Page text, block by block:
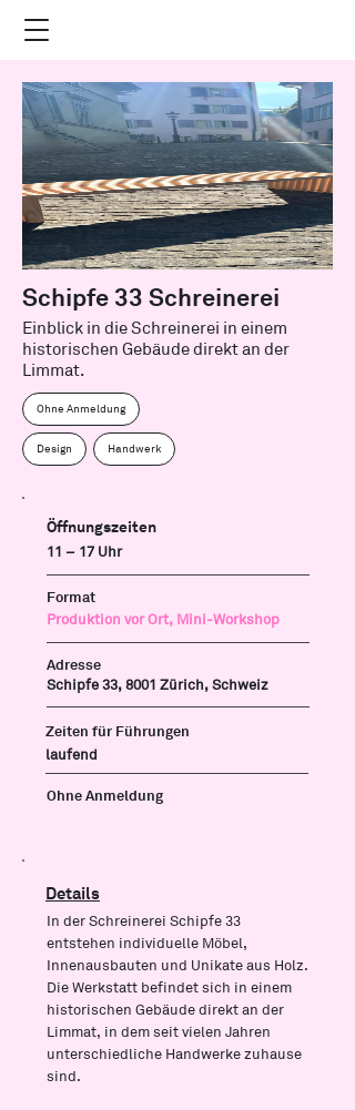
Schipfe 33 Schreinerei
Einblick in die Schreinerei in einem
historischen Gebäude direkt an der
Limmat.
Ohne Anmeldung
Design Handwerk
Öffnungszeiten
11 – 17 Uhr
Format
Produktion vor Ort, Mini-Workshop
Adresse
Schipfe 33, 8001 Zürich, Schweiz
Zeiten für Führungen
laufend
Ohne Anmeldung
Details
In der Schreinerei Schipfe 33
entstehen individuelle Möbel,
Innenausbauten und Unikate aus Holz.
Die Werkstatt befindet sich in einem
historischen Gebäude direkt an der
Limmat, in dem seit vielen Jahren
unterschiedliche Handwerke zuhause
sind.